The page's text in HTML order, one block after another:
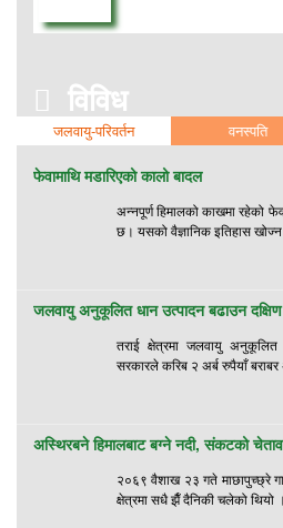
विविध
जलवायु-परिवर्तन वनस्पति
फेवामाथि मडारिएको कालो बादल
अन्नपूर्ण हिमालको काखमा रहेको
छ। यसको वैज्ञानिक इतिहास
जलवायु अनुकूलित धान उत्पादन बढाउन
तराई क्षेत्रमा जलवायु अनुकूलित
सरकारले करिब २ अर्ब रुपैयाँ
अस्थिरबने हिमालबाट बग्ने नदी, संकटको
२०६९ वैशाख २३ गते माछापुच्छ्रे
क्षेत्रमा सधै झैँ दैनिकी चलेको थियो